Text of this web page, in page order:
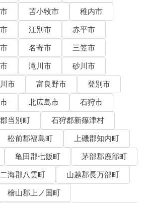
苫小牧市
稚内市
江別市
赤平市
名寄市
三笠市
滝川市
砂川市
市 富良野市
登別市
北広島市
石狩市
当別町
石狩郡新篠津村
松前郡福島町
上磯郡知内町
亀田郡七飯町
茅部郡鹿部町
二海郡八雲町
山越郡長万部町
檜山郡上ノ国町